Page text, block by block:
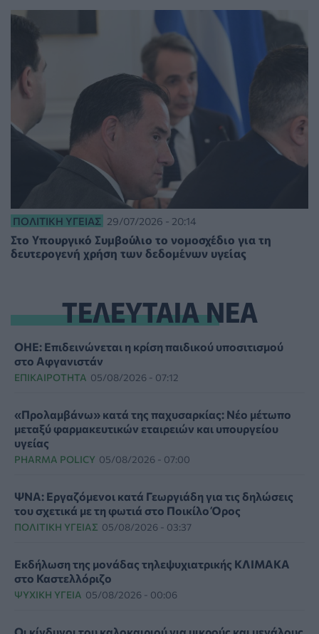
ΠΟΛΙΤΙΚΉ ΥΓΕΊΑΣ 29/07/2026 - 20:14
Στο Υπουργικό Συμβούλιο το νομοσχέδιο για τη
δευτερογενή χρήση των δεδομένων υγείας
ΤΕΛΕΥΤΑΙΑ ΝΕΑ
ΟΗΕ: Επιδεινώνεται η κρίση παιδικού υποσιτισμού
στο Αφγανιστάν
ΕΠΙΚΑΙΡΌΤΗΤΑ 05/08/2026 - 07:12
«Προλαμβάνω» κατά της παχυσαρκίας: Νέο μέτωπο
μεταξύ φαρμακευτικών εταιρειών και υπουργείου
υγείας
PHARMA POLICY 05/08/2026 - 07:00
ΨΝΑ: Εργαζόμενοι κατά Γεωργιάδη για τις δηλώσεις
του σχετικά με τη φωτιά στο Ποικίλο Όρος
ΠΟΛΙΤΙΚΉ ΥΓΕΊΑΣ 05/08/2026 - 03:37
Εκδήλωση της μονάδας τηλεψυχιατρικής ΚΛΙΜΑΚΑ
στο Καστελλόριζο
ΨΥΧΙΚΉ ΥΓΕΊΑ 05/08/2026 - 00:06